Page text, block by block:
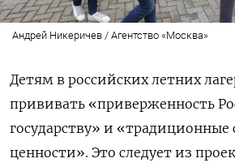
Андрей Никеричев / Агентство «Москва»
Детям в российских летних
прививать «приверженность
государству» и
ценности». Это следует из